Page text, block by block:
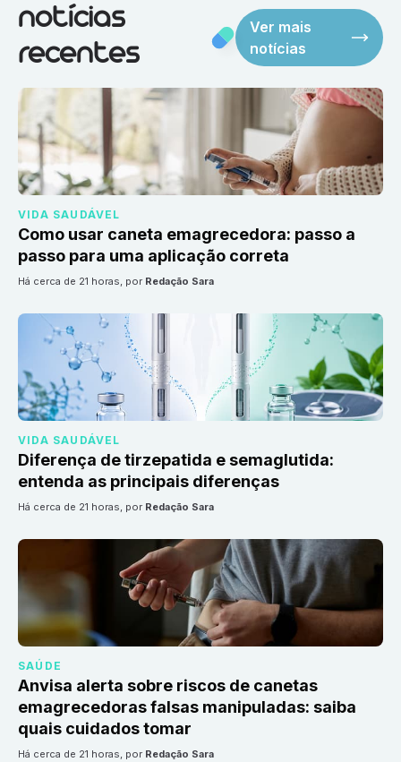
notícias
recentes
Ver mais
notícias
VIDA SAUDÁVEL
Como usar caneta emagrecedora: passo a
passo para uma aplicação correta
há cerca de 21 horas, por Redação Sara
VIDA SAUDÁVEL
Diferença de tirzepatida e semaglutida:
entenda as principais diferenças
há cerca de 21 horas, por Redação Sara
SAÚDE
Anvisa alerta sobre riscos de canetas
emagrecedoras falsas manipuladas: saiba
quais cuidados tomar
há cerca de 21 horas, por Redação Sara